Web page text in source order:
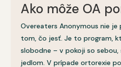
Ako môže OA
Overeaters Anonymous nie
tom, čo jesť. Je to program,
slobodne – v pokoji so
jedlom. V prípade ortorexie